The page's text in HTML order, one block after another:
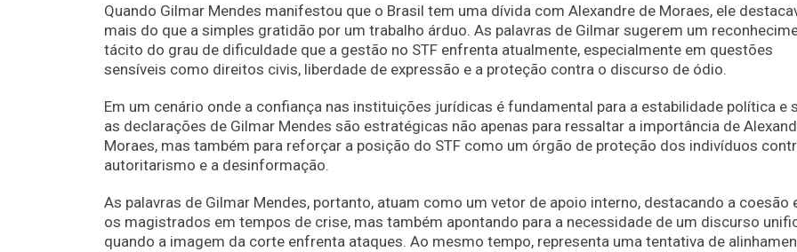
Quando Gilmar Mendes manifestou que o Brasil tem uma dívida com Alexandre de Moraes, ele
mais do que a simples gratidão por um trabalho árduo. As palavras de Gilmar sugerem um
tácito do grau de dificuldade que a gestão no STF enfrenta atualmente, especialmente em questões
sensíveis como direitos civis, liberdade de expressão e a proteção contra o discurso de ódio.
Em um cenário onde a confiança nas instituições jurídicas é fundamental para a estabilidade política e
as declarações de Gilmar Mendes são estratégicas não apenas para ressaltar a importância de
Moraes, mas também para reforçar a posição do STF como um órgão de proteção dos indivíduos
autoritarismo e a desinformação.
As palavras de Gilmar Mendes, portanto, atuam como um vetor de apoio interno, destacando a coesão
os magistrados em tempos de crise, mas também apontando para a necessidade de um discurso
quando a imagem da corte enfrenta ataques. Ao mesmo tempo, representa uma tentativa de